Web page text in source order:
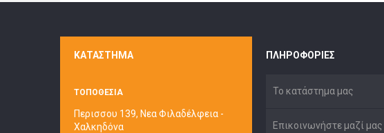
ΚΑΤΆΣΤΗΜΑ
ΤΟΠΟΘΕΣΙΑ
Περισσου 139, Νεα Φιλαδέλφεια -
Χαλκηδόνα
ΠΛΗΡΟΦΟΡΊΕΣ
Το κατάστημα μας
Επικοινωνήστε μαζί μας